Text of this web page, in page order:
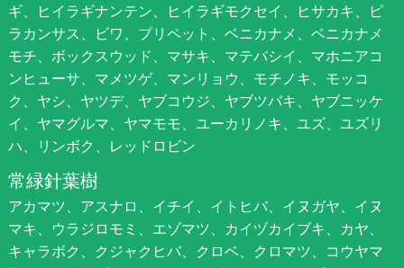
ギ、ヒイラギナンテン、ヒイラギモクセイ、ヒサカキ、ピ
ラカンサス、ビワ、プリペット、ベニカナメ、ベニカナメ
モチ、ボックスウッド、マサキ、マテバシイ、マホニアコ
ンヒューサ、マメツゲ、マンリョウ、モチノキ、モッコ
ク、ヤシ、ヤツデ、ヤブコウジ、ヤブツバキ、ヤブニッケ
イ、ヤマグルマ、ヤマモモ、ユーカリノキ、ユズ、ユズリ
ハ、リンボク、レッドロビン
常緑針葉樹
アカマツ、アスナロ、イチイ、イトヒバ、イヌガヤ、イヌ
マキ、ウラジロモミ、エゾマツ、カイヅカイブキ、カヤ、
キャラボク、クジャクヒバ、クロベ、クロマツ、コウヤマ